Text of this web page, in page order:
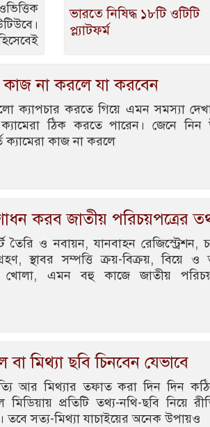
ভারতে নিষিদ্ধ ১৮টি ওটিটি
প্ল্যাটফর্ম
কাজ না করলে যা করবেন
ক্যাপচার করতে গিয়ে এমন সমস্যা
ঠিক করতে পারেন। জেনে নিন
ক্যামেরা কাজ না করলে
করব জাতীয় পরিচয়পত্রের
ও নবায়ন, যানবাহন রেজিস্ট্রেশন,
স্থাবর সম্পত্তি ক্রয়-বিক্রয়, বিয়ে ও
খোলা, এমন বহু কাজে জাতীয়
মিথ্যা ছবি চিনবেন যেভাবে
আর মিথ্যার তফাত করা দিন দিন
প্রতিটি তথ্য-নথি-ছবি নিয়ে
তবে সত্য-মিথ্যা যাচাইয়ের অনেক উপায়ও